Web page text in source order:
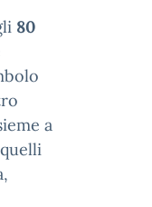
80
a